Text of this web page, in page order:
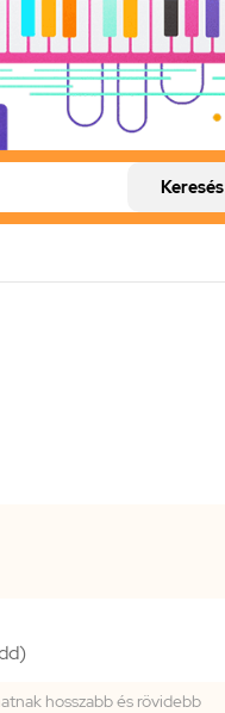
Keresés
hosszabb és rövidebb